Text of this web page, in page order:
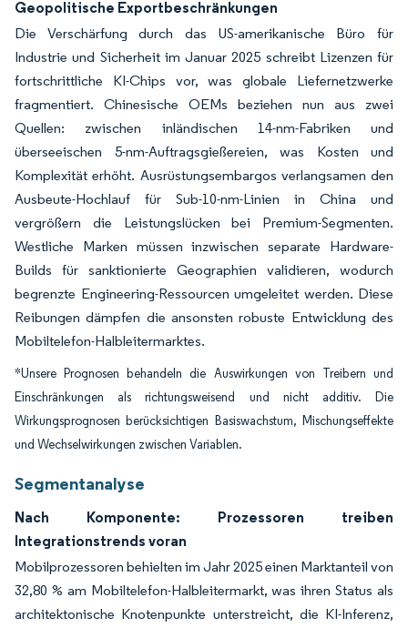
Geopolitische Exportbeschränkungen
Die Verschärfung durch das US-amerikanische Büro für
Industrie und Sicherheit im Januar 2025 schreibt Lizenzen für
fortschrittliche KI-Chips vor, was globale Liefernetzwerke
fragmentiert. Chinesische OEMs beziehen nun aus zwei
Quellen: zwischen inländischen 14-nm-Fabriken und
überseeischen 5-nm-Auftragsgießereien, was Kosten und
Komplexität erhöht. Ausrüstungsembargos verlangsamen den
Ausbeute-Hochlauf für Sub-10-nm-Linien in China und
vergrößern die Leistungslücken bei Premium-Segmenten.
Westliche Marken müssen inzwischen separate Hardware-
Builds für sanktionierte Geographien validieren, wodurch
begrenzte Engineering-Ressourcen umgeleitet werden. Diese
Reibungen dämpfen die ansonsten robuste Entwicklung des
Mobiltelefon-Halbleitermarktes.
*Unsere Prognosen behandeln die Auswirkungen von Treibern und
Einschränkungen als richtungsweisend und nicht additiv. Die
Wirkungsprognosen berücksichtigen Basiswachstum, Mischungseffekte
und Wechselwirkungen zwischen Variablen.
Segmentanalyse
Nach Komponente: Prozessoren treiben
Integrationstrends voran
Mobilprozessoren behielten im Jahr 2025 einen Marktanteil von
32,80 % am Mobiltelefon-Halbleitermarkt, was ihren Status als
architektonische Knotenpunkte unterstreicht, die KI-Inferenz,